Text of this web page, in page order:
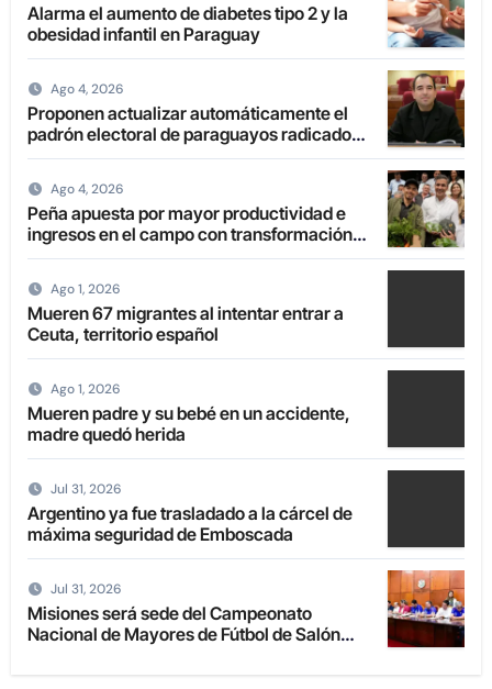
Alarma el aumento de diabetes tipo 2 y la
obesidad infantil en Paraguay
Ago 4, 2026
Proponen actualizar automáticamente el
padrón electoral de paraguayos radicados
en el extranjero
Ago 4, 2026
Peña apuesta por mayor productividad e
ingresos en el campo con transformación
de la agricultura familiar
Ago 1, 2026
Mueren 67 migrantes al intentar entrar a
Ceuta, territorio español
Ago 1, 2026
Mueren padre y su bebé en un accidente,
madre quedó herida
Jul 31, 2026
Argentino ya fue trasladado a la cárcel de
máxima seguridad de Emboscada
Jul 31, 2026
Misiones será sede del Campeonato
Nacional de Mayores de Fútbol de Salón